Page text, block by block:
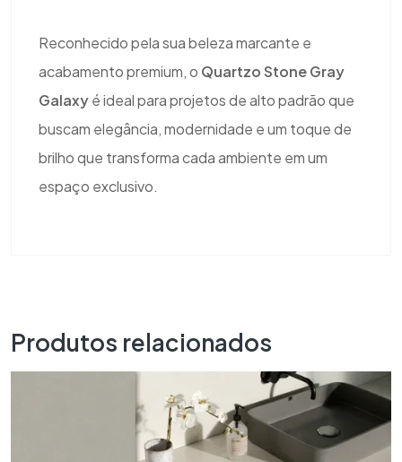
Reconhecido pela sua beleza marcante e
acabamento premium, o Quartzo Stone Gray
Galaxyé ideal para projetos de alto padrão que
buscam elegância, modernidade e um toque de
brilho que transforma cada ambiente em um
espaço exclusivo.
Produtos relacionados